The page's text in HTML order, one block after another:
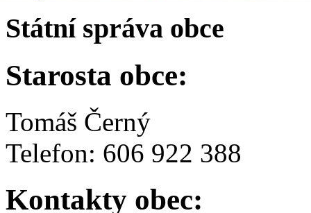
Státní správa obce
Starosta obce:
Tomáš Černý
Telefon: 606 922 388
Kontakty obec: